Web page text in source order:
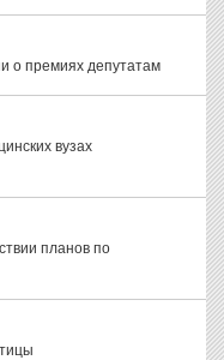
о премиях депутатам
вузах
планов по